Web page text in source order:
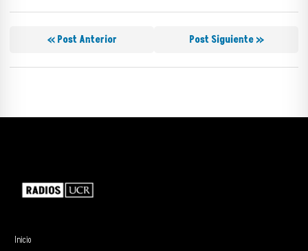
« Post Anterior Post Siguiente »
Inicio